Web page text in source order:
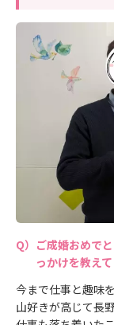
ご成婚おめで
っかけを教えて
今まで仕事と趣味
山好きが高じて長